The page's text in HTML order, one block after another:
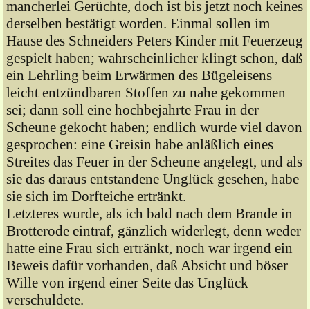
mancherlei Gerüchte, doch ist bis jetzt noch keines
derselben bestätigt worden. Einmal sollen im
Hause des Schneiders Peters Kinder mit Feuerzeug
gespielt haben; wahrscheinlicher klingt schon, daß
ein Lehrling beim Erwärmen des Bügeleisens
leicht entzündbaren Stoffen zu nahe gekommen
sei; dann soll eine hochbejahrte Frau in der
Scheune gekocht haben; endlich wurde viel davon
gesprochen: eine Greisin habe anläßlich eines
Streites das Feuer in der Scheune angelegt, und als
sie das daraus entstandene Unglück gesehen, habe
sie sich im Dorfteiche ertränkt.
Letzteres wurde, als ich bald nach dem Brande in
Brotterode eintraf, gänzlich widerlegt, denn weder
hatte eine Frau sich ertränkt, noch war irgend ein
Beweis dafür vorhanden, daß Absicht und böser
Wille von irgend einer Seite das Unglück
verschuldete.